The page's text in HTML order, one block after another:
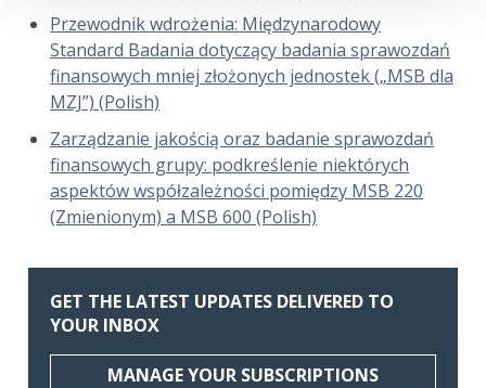
Przewodnik wdrożenia: Międzynarodowy
Standard Badania dotyczący badania sprawozdań
finansowych mniej złożonych jednostek („MSB dla
MZJ”) (Polish)
Zarządzanie jakością oraz badanie sprawozdań
finansowych grupy: podkreślenie niektórych
aspektów współzależności pomiędzy MSB 220
(Zmienionym) a MSB 600 (Polish)
GET THE LATEST UPDATES DELIVERED TO
YOUR INBOX
MANAGE YOUR SUBSCRIPTIONS